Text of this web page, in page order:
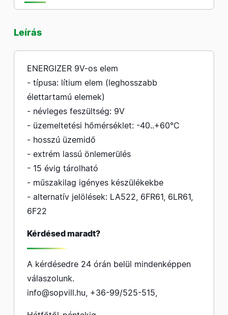
Leírás
ENERGIZER 9V-os elem
- típusa: lítium elem (leghosszabb
élettartamú elemek)
- névleges feszültség: 9V
- üzemeltetési hőmérséklet: -40..+60°C
- hosszú üzemidő
- extrém lassú önlemerülés
- 15 évig tárolható
- műszakilag igényes készülékekbe
- alternatív jelölések: LA522, 6FR61, 6LR61,
6F22
Kérdésed maradt?
A kérdésedre 24 órán belül mindenképpen
válaszolunk.
info@sopvill.hu, +36-99/525-515,